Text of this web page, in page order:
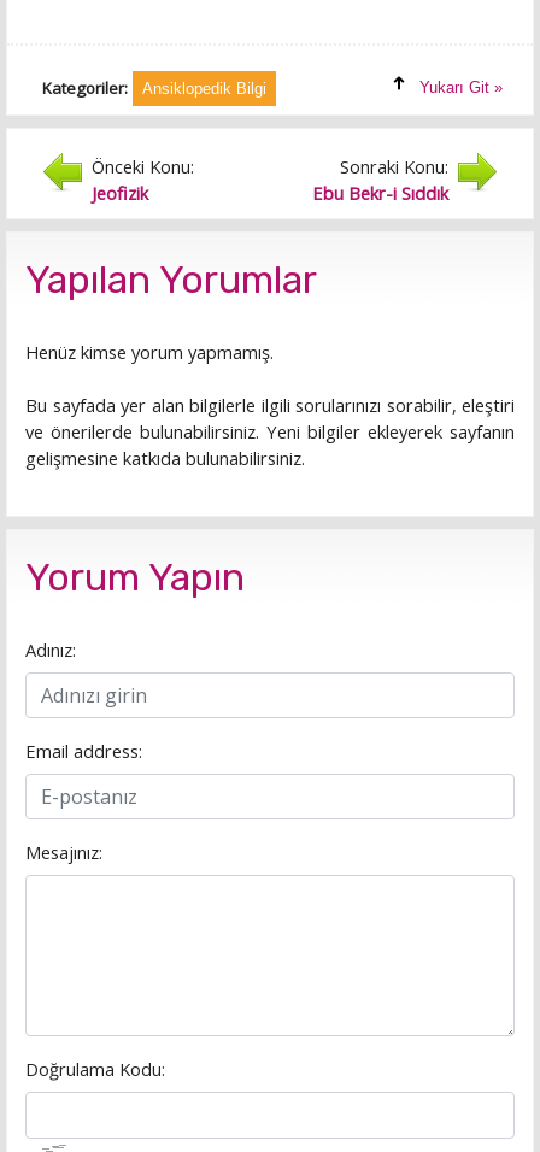
Kategoriler: Ansiklopedik Bilgi Yukarı Git »
Önceki Konu:
Jeofizik
Sonraki Konu:
Ebu Bekr-i Sıddık
Yapılan Yorumlar
Henüz kimse yorum yapmamış.
Bu sayfada yer alan bilgilerle ilgili sorularınızı sorabilir, eleştiri
ve önerilerde bulunabilirsiniz. Yeni bilgiler ekleyerek sayfanın
gelişmesine katkıda bulunabilirsiniz.
Yorum Yapın
Adınız:
Email address:
Mesajınız:
Doğrulama Kodu: